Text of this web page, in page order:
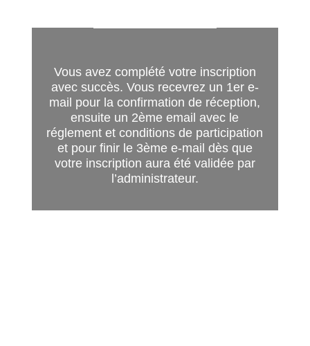
Vous avez complété votre inscription
avec succès. Vous recevrez un 1er e-
mail pour la confirmation de réception,
ensuite un 2ème email avec le
réglement et conditions de participation
et pour finir le 3ème e-mail dès que
votre inscription aura été validée par
l’administrateur.